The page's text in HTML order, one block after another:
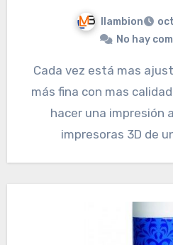
llambion
No hay
Cada vez está mas ajustada, la impresión es
más fina con mas
hacer una impresión
impresoras 3D de